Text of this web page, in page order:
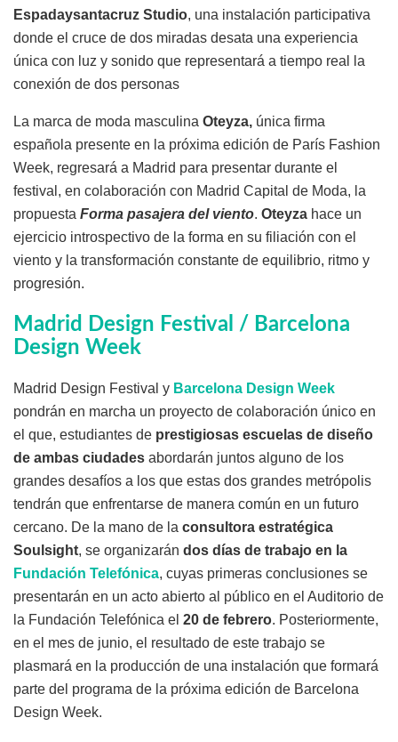
Espadaysantacruz Studio, una instalación participativa
donde el cruce de dos miradas desata una experiencia
única con luz y sonido que representará a tiempo real la
conexión de dos personas
La marca de moda masculina Oteyza, única firma
española presente en la próxima edición de París Fashion
Week, regresará a Madrid para presentar durante el
festival, en colaboración con Madrid Capital de Moda, la
propuesta Forma pasajera del viento. Oteyza hace un
ejercicio introspectivo de la forma en su filiación con el
viento y la transformación constante de equilibrio, ritmo y
progresión.
Madrid Design Festival / Barcelona
Design Week
Madrid Design Festival y Barcelona Design Week
pondrán en marcha un proyecto de colaboración único en
el que, estudiantes de prestigiosas escuelas de diseño
de ambas ciudades abordarán juntos alguno de los
grandes desafíos a los que estas dos grandes metrópolis
tendrán que enfrentarse de manera común en un futuro
cercano. De la mano de la consultora estratégica
Soulsight, se organizarán dos días de trabajo en la
Fundación Telefónica, cuyas primeras conclusiones se
presentarán en un acto abierto al público en el Auditorio de
la Fundación Telefónica el 20 de febrero. Posteriormente,
en el mes de junio, el resultado de este trabajo se
plasmará en la producción de una instalación que formará
parte del programa de la próxima edición de Barcelona
Design Week.